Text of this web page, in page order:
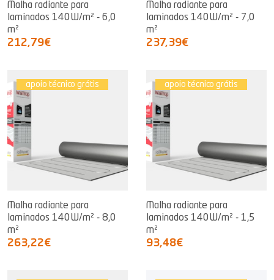
Malha radiante para
laminados 140W/m² - 6,0
m²
212,79€
Malha radiante para
laminados 140W/m² - 7,0
m²
237,39€
apoio técnico grátis
Malha radiante para
laminados 140W/m² - 8,0
m²
263,22€
apoio técnico grátis
Malha radiante para
laminados 140W/m² - 1,5
m²
93,48€